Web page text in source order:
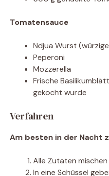
Tomatensauce
Ndjua Wurst
Peperoni
Mozzerella
Frische
gekocht wurde
Verfahren
Am besten in der Nacht
Alle Zutaten mischen
In eine Schüssel